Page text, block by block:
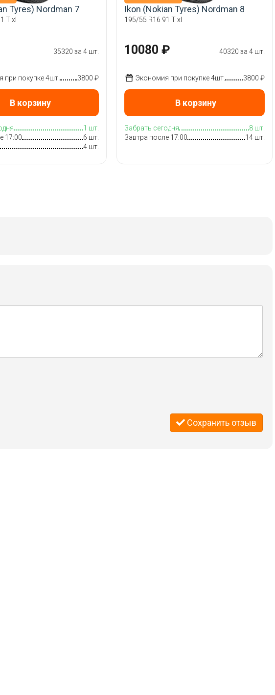
Tyres) Nordman 7
T xl
35320 за 4 шт.
при покупке 4шт. 3800 ₽
В корзину
1 шт.
17:00
6 шт.
4 шт.
Ikon (Nokian Tyres) Nordman 8
195/55 R16 91 T xl
10080 ₽ 40320 за 4 шт.
Экономия при покупке 4шт. 3800 ₽
В корзину
Забрать сегодня
8 шт.
Завтра после 17:00
14 шт.
Сохранить отзыв